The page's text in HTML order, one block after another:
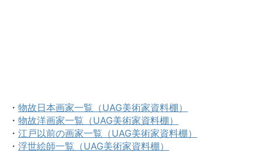
・ 物故日本画家一覧（UAG美術家資料棚）
・ 物故洋画家一覧（UAG美術家資料棚）
・ 江戸以前の画家一覧（UAG美術家資料棚）
・ 浮世絵師一覧（UAG美術家資料棚）